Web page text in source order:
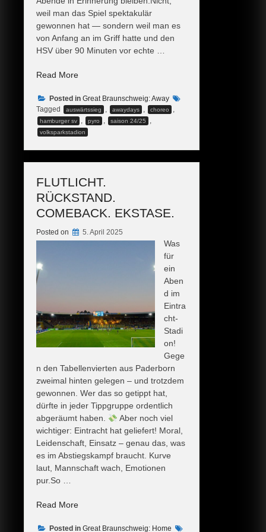
weil man das Spiel spektakulär
gewonnen hat — sondern weil man es
von Anfang an im Griff hatte und den
HSV über 90 Minuten vor echte …
Read More„Ein
für
die
Geschichtsbücher.“
Posted in Great Braunschweig: Away
Tagged
auswärtssieg , awaydays , choreo ,
hamburger sv , pyro , saison 24/25 ,
volksparkstadion
FLUTLICHT.
RÜCKSTAND.
COMEBACK. EKSTASE.
Posted on 5. April 2025
Was
für
ein
Aben
d im
Eintra
cht-
Stadi
on!
Gege
n den Tabellenvierten aus Paderborn
zweimal hinten gelegen – und trotzdem
gewonnen. Wer das so getippt hat,
dürfte in jeder Tippgruppe ordentlich
abgeräumt haben.
Aber noch viel
wichtiger: Eintracht hat geliefert! Moral,
Leidenschaft, Einsatz – genau das, was
es im Abstiegskampf braucht. Kurve
laut, Mannschaft wach, Emotionen
pur.So …
Read More„Flutlicht.
Comeback.
Posted in Great Braunschweig: Home